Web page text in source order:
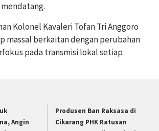
Kolonel Kavaleri Tofan Tri Anggoro
massal berkaitan dengan perubahan
pada transmisi lokal setiap
Angin
Produsen Ban Raksasa di
Cikarang PHK Ratusan